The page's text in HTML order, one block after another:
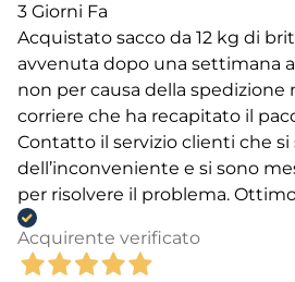
3 Giorni Fa
Acquistato sacco da 12 kg di
avvenuta dopo una settimana
non per causa della spedizione
corriere che ha recapitato il
Contatto il servizio clienti che si
dell’inconveniente e si sono
per risolvere il problema.
Acquirente verificato